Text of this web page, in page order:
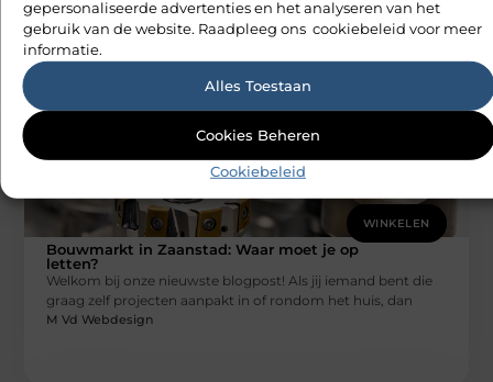
gepersonaliseerde advertenties en het analyseren van het
gebruik van de website. Raadpleeg ons cookiebeleid voor meer
informatie.
Alles Toestaan
Cookies Beheren
Cookiebeleid
M Vd Webdesign
WINKELEN
Bouwmarkt in Zaanstad: Waar moet je op
letten?
Welkom bij onze nieuwste blogpost! Als jij iemand bent die
graag zelf projecten aanpakt in of rondom het huis, dan
M Vd Webdesign